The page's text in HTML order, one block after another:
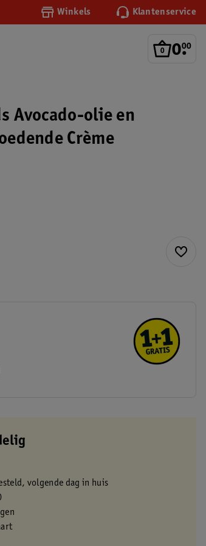
Winkels Klantenservice
0.
00
Avocado-olie en
Crème
volgende dag in huis